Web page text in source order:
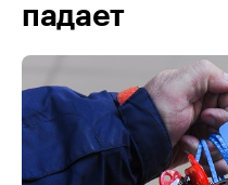
падает